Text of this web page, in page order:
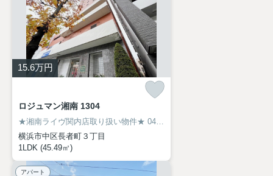
15.6万円
ロジュマン湘南 1304
★湘南ライヴ関内店取り扱い物件★ 045-319-6094
横浜市中区長者町３丁目
1LDK (45.49㎡)
アパート